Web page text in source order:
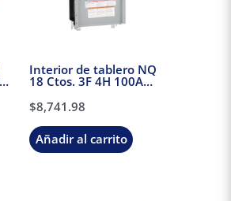
Interior de tablero NQ
18 Ctos. 3F 4H 100A
$8,741.98
Añadir al carrito